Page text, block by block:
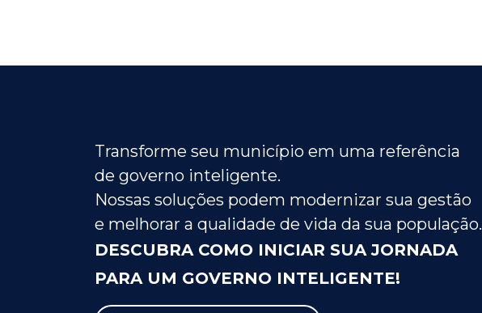
Transforme seu município em uma referência
de governo inteligente.
Nossas soluções podem modernizar sua gestão
e melhorar a qualidade de vida da sua população.
DESCUBRA COMO INICIAR SUA JORNADA
PARA UM GOVERNO INTELIGENTE!